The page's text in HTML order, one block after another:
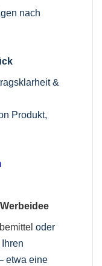
nach
&
Produkt,
oder
etwa eine